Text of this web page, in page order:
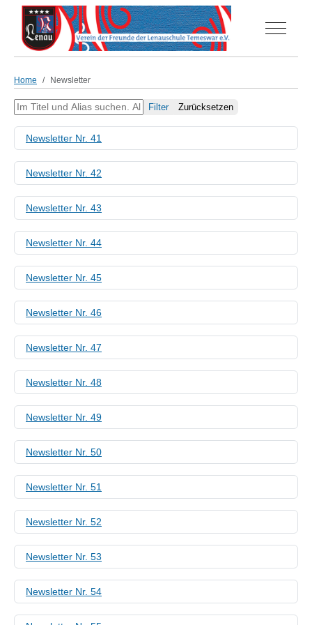
Off-
Home Newsletter
Im Titel und Alias suchen. Als Präfix „ID:“ verwenden, um nach
Filter Zurücksetzen
Newsletter Nr. 41
Newsletter Nr. 42
Newsletter Nr. 43
Newsletter Nr. 44
Newsletter Nr. 45
Newsletter Nr. 46
Newsletter Nr. 47
Newsletter Nr. 48
Newsletter Nr. 49
Newsletter Nr. 50
Newsletter Nr. 51
Newsletter Nr. 52
Newsletter Nr. 53
Newsletter Nr. 54